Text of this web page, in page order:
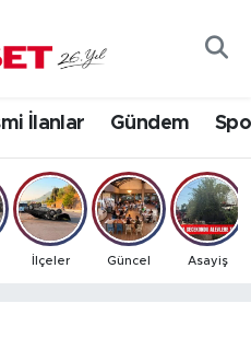
İlanlar Gündem
İlçeler Güncel Asayiş
Haritası